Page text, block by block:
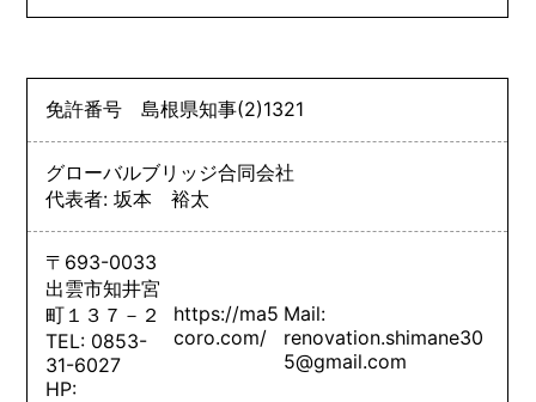
免許番号島根県知事(2)1321
グローバルブリッジ合同会社
代表者: 坂本 裕太
〒693-0033
出雲市知井宮
町１３７－２
TEL: 0853-
31-6027
HP:
https://ma5
coro.com/
Mail:
renovation.shimane30
5@gmail.com